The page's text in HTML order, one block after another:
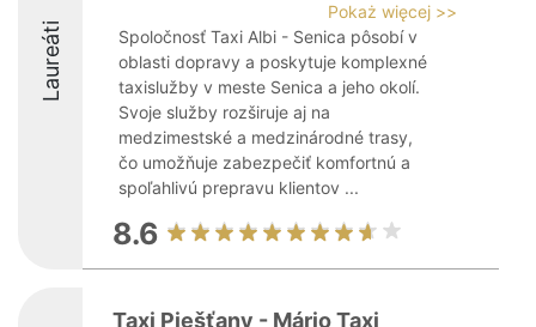
Laureáti
Pokaż więcej >>
Spoločnosť Taxi Albi - Senica pôsobí v
oblasti dopravy a poskytuje komplexné
taxislužby v meste Senica a jeho okolí.
Svoje služby rozširuje aj na
medzimestské a medzinárodné trasy,
čo umožňuje zabezpečiť komfortnú a
spoľahlivú prepravu klientov ...
8.6
Taxi Piešťany - Mário Taxi